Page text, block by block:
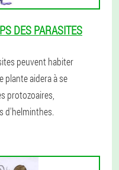
DES PARASITES
peuvent habiter
aidera à se
protozoaires,
d'helminthes.